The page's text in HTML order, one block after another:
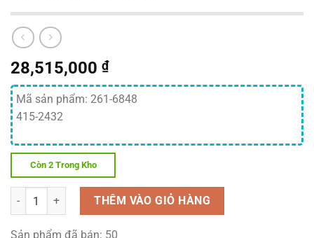
28,515,000 ₫
Mã sản phẩm: 261-6848
415-2432
Còn 2 Trong Kho
Số lượng THÊM VÀO GIỎ HÀNG
Sản phẩm đã bán: 50